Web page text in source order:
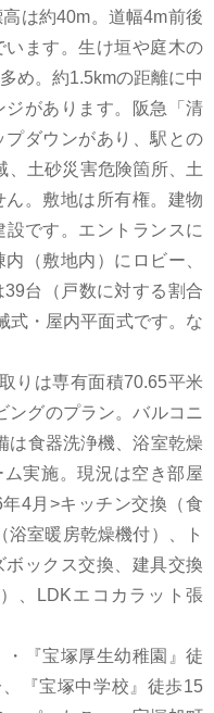
は約40m。道幅4m前後
ます。生け垣や庭木の
め。約1.5kmの距離に中
があります。阪急「清
ダウンがあり、駅との
、土砂災害危険箇所、土
。敷地は所有権。建物
です。エントランスに
（敷地内）にロビー、
台（戸数に対する割合
式・屋内平面式です。な
りは専有面積70.65平米
ングのプラン。バルコニ
は食器洗浄機、浴室乾燥
実施。現況は空き部屋
4月>キッチン交換（食
室暖房乾燥機付）、ト
ックス交換、建具交換
、LDKエコカラット張
『宝塚厚生幼稚園』徒
『宝塚中学校』徒歩15